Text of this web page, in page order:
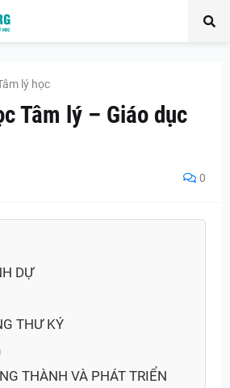
lý học
Tâm lý – Giáo dục
0
DỰ
THƯ KÝ
THÀNH VÀ PHÁT TRIỂN